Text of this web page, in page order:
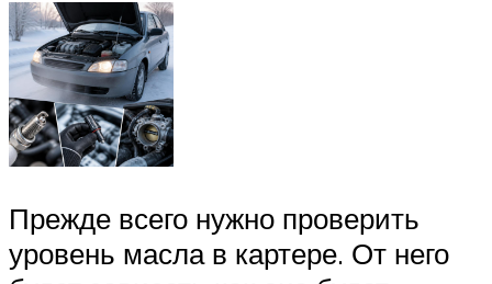
Прежде всего нужно проверить
уровень масла в картере. От него